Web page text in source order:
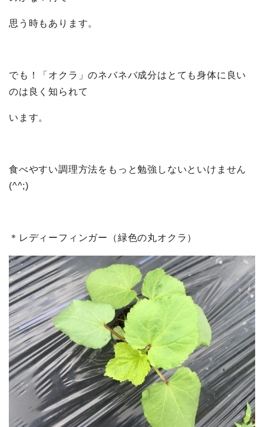
思う時もあります。
でも！「オクラ」のネバネバ成分はとても身体に良い
のは良く知られて
います。
食べやすい調理方法をもっと勉強しないといけません
(^^;)
＊レディーフィンガー（緑色の丸オクラ）